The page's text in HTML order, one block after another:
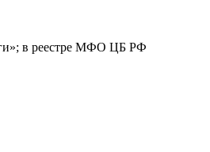
в реестре МФО ЦБ РФ